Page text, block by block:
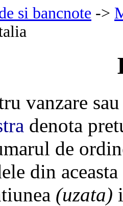
si bancnote ->
vanzare
denota
de
din
(uzata)